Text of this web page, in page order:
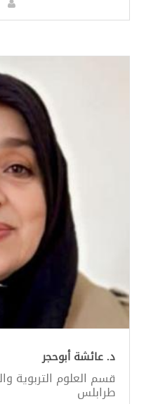
د. عائشة أبوحجر
قسم العلوم التربوية
طرابلس